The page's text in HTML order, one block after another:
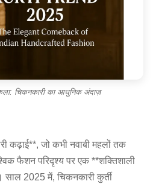
चिकनकारी का आधुनिक अंदाज़
कढ़ाई**, जो कभी नवाबी महलों तक
फैशन परिदृश्य पर एक **शक्तिशाली
2025 में, चिकनकारी कुर्ती